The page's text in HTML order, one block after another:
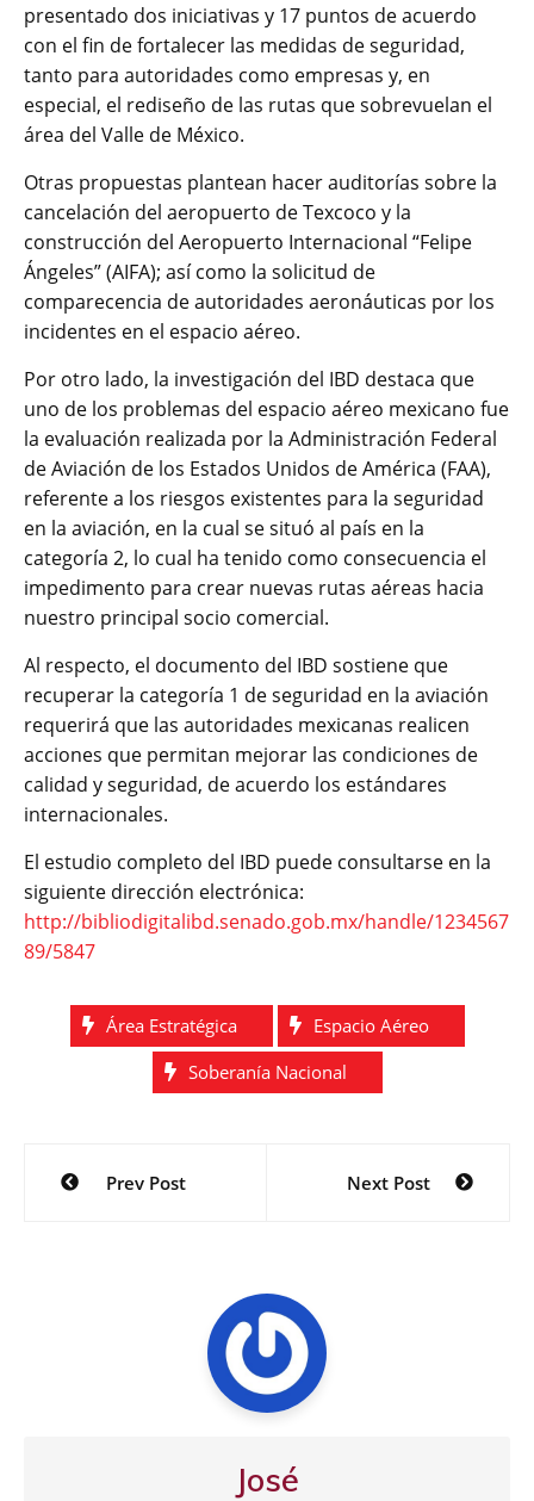
presentado dos iniciativas y 17 puntos de acuerdo
con el fin de fortalecer las medidas de seguridad,
tanto para autoridades como empresas y, en
especial, el rediseño de las rutas que sobrevuelan el
área del Valle de México.
Otras propuestas plantean hacer auditorías sobre la
cancelación del aeropuerto de Texcoco y la
construcción del Aeropuerto Internacional “Felipe
Ángeles” (AIFA); así como la solicitud de
comparecencia de autoridades aeronáuticas por los
incidentes en el espacio aéreo.
Por otro lado, la investigación del IBD destaca que
uno de los problemas del espacio aéreo mexicano fue
la evaluación realizada por la Administración Federal
de Aviación de los Estados Unidos de América (FAA),
referente a los riesgos existentes para la seguridad
en la aviación, en la cual se situó al país en la
categoría 2, lo cual ha tenido como consecuencia el
impedimento para crear nuevas rutas aéreas hacia
nuestro principal socio comercial.
Al respecto, el documento del IBD sostiene que
recuperar la categoría 1 de seguridad en la aviación
requerirá que las autoridades mexicanas realicen
acciones que permitan mejorar las condiciones de
calidad y seguridad, de acuerdo los estándares
internacionales.
El estudio completo del IBD puede consultarse en la
siguiente dirección electrónica:
http://bibliodigitalibd.senado.gob.mx/handle/1234567
89/5847
Área Estratégica
Espacio Aéreo
Soberanía Nacional
Navegación
Prev Post Next Post
José